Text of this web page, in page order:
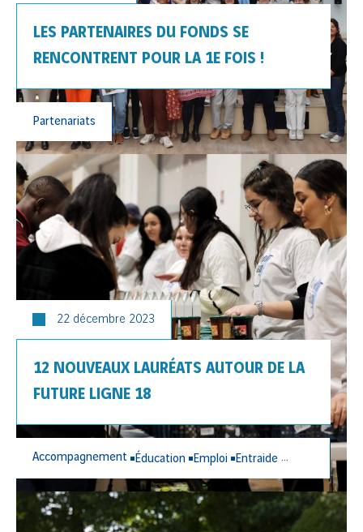
LES PARTENAIRES DU FONDS SE
RENCONTRENT POUR LA 1E FOIS !
Partenariats
22 décembre 2023
12 NOUVEAUX LAURÉATS AUTOUR DE LA
FUTURE LIGNE 18
Accompagnement Éducation Emploi Entraide Insertion Lien